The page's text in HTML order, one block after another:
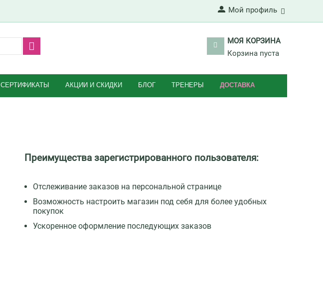
Мой профиль
МОЯ КОРЗИНА
Корзина пуста
СЕРТИФИКАТЫ АКЦИИ И СКИДКИ БЛОГ ТРЕНЕРЫ ДОСТАВКА
Преимущества зарегистрированного пользователя:
Отслеживание заказов на персональной странице
Возможность настроить магазин под себя для более удобных
покупок
Ускоренное оформление последующих заказов